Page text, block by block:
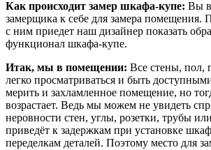
Как происходит замер шкафа-купе: Вы
замерщика к себе для замера помещения.
с ним приедет наш дизайнер показать
функционал шкафа-купе.
Итак, мы в помещении: Все стены, пол,
легко просматриваться и быть
мерить и захламленное помещение, но
возрастает. Ведь мы можем не увидеть
неровности стен, углы, розетки, трубы
приведёт к задержкам при установке
переделкам деталей. Поэтому место для